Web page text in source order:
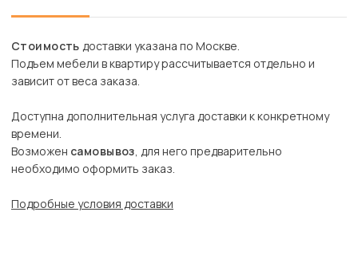
Стоимость доставки указана по Москве.
Подъем мебели в квартиру рассчитывается отдельно и
зависит от веса заказа.
Доступна дополнительная услуга доставки к конкретному
времени.
Возможен самовывоз, для него предварительно
необходимо оформить заказ.
Подробные условия доставки